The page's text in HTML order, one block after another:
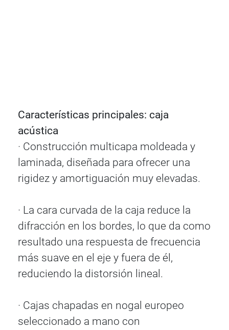
Características principales: caja
acústica
· Construcción multicapa moldeada y
laminada, diseñada para ofrecer una
rigidez y amortiguación muy elevadas.
· La cara curvada de la caja reduce la
difracción en los bordes, lo que da como
resultado una respuesta de frecuencia
más suave en el eje y fuera de él,
reduciendo la distorsión lineal.
· Cajas chapadas en nogal europeo
seleccionado a mano con